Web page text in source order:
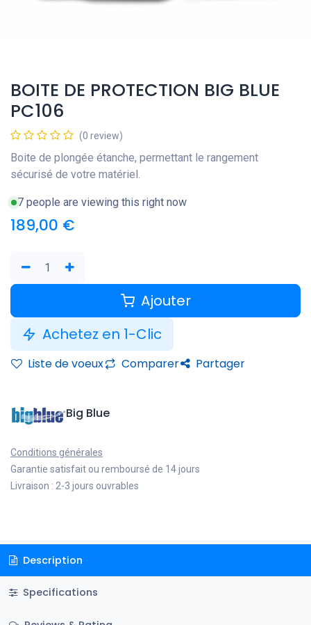
BOITE DE PROTECTION BIG BLUE
PC106
(0 review)
Boite de plongée étanche, permettant le rangement
sécurisé de votre matériel.
7 people are viewing this right now
189,00 €
Ajouter
Achetez en 1-Clic
Liste de voeux Comparer Partager
Big Blue
Conditions générales
Garantie satisfait ou remboursé de 14 jours
Livraison : 2-3 jours ouvrables
Description
Specifications